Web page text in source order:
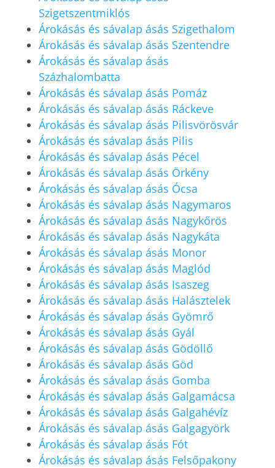
Szigetszentmiklós
Árokásás és sávalap ásás Szigethalom
Árokásás és sávalap ásás Szentendre
Árokásás és sávalap ásás
Százhalombatta
Árokásás és sávalap ásás Pomáz
Árokásás és sávalap ásás Ráckeve
Árokásás és sávalap ásás Pilisvörösvár
Árokásás és sávalap ásás Pilis
Árokásás és sávalap ásás Pécel
Árokásás és sávalap ásás Örkény
Árokásás és sávalap ásás Ócsa
Árokásás és sávalap ásás Nagymaros
Árokásás és sávalap ásás Nagykőrös
Árokásás és sávalap ásás Nagykáta
Árokásás és sávalap ásás Monor
Árokásás és sávalap ásás Maglód
Árokásás és sávalap ásás Isaszeg
Árokásás és sávalap ásás Halásztelek
Árokásás és sávalap ásás Gyömrő
Árokásás és sávalap ásás Gyál
Árokásás és sávalap ásás Gödöllő
Árokásás és sávalap ásás Göd
Árokásás és sávalap ásás Gomba
Árokásás és sávalap ásás Galgamácsa
Árokásás és sávalap ásás Galgahévíz
Árokásás és sávalap ásás Galgagyörk
Árokásás és sávalap ásás Fót
Árokásás és sávalap ásás Felsőpakony